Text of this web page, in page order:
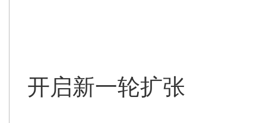
开启新一轮扩张